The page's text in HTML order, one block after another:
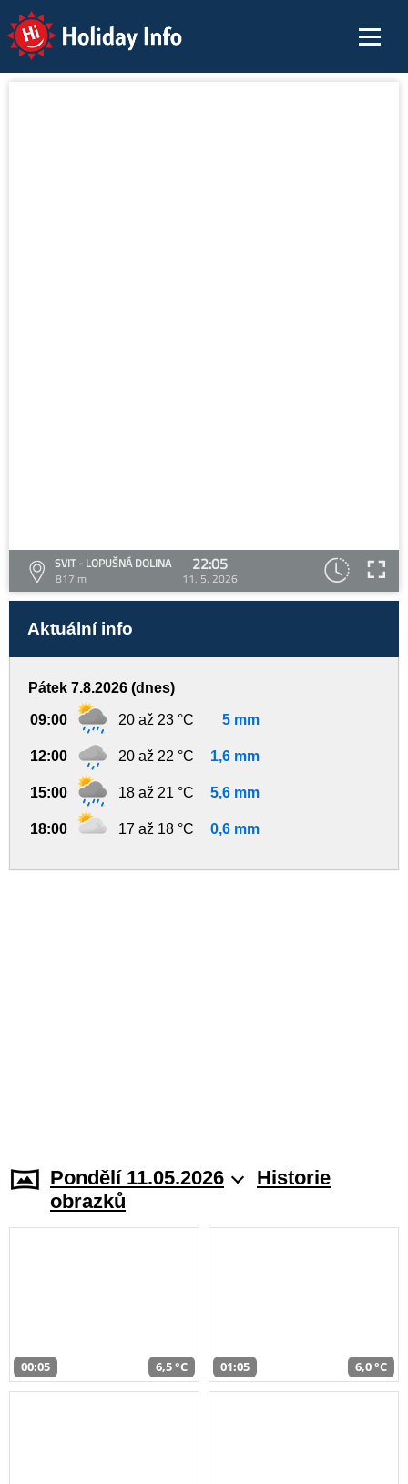
Holiday Info
SVIT - LOPUŠNÁ DOLINA
817 m
22:05
11. 5. 2026
Aktuální info
Pátek 7.8.2026 (dnes)
09:00 20 až 23 °C 5 mm
12:00 20 až 22 °C 1,6 mm
15:00 18 až 21 °C 5,6 mm
18:00 17 až 18 °C 0,6 mm
Pondělí 11.05.2026
Historie
obrazků
00:05 6,5 °C 01:05 6,0 °C